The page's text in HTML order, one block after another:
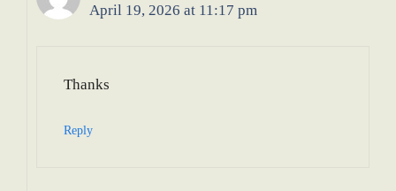
April 19, 2026 at 11:17 pm
Thanks
Reply